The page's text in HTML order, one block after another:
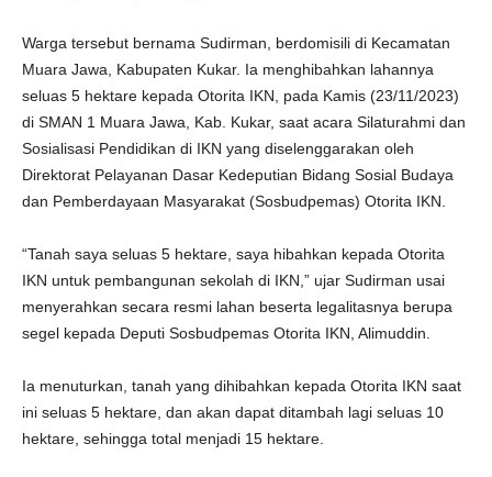
Warga tersebut bernama Sudirman, berdomisili di Kecamatan
Muara Jawa, Kabupaten Kukar. Ia menghibahkan lahannya
seluas 5 hektare kepada Otorita IKN, pada Kamis (23/11/2023)
di SMAN 1 Muara Jawa, Kab. Kukar, saat acara Silaturahmi dan
Sosialisasi Pendidikan di IKN yang diselenggarakan oleh
Direktorat Pelayanan Dasar Kedeputian Bidang Sosial Budaya
dan Pemberdayaan Masyarakat (Sosbudpemas) Otorita IKN.
“Tanah saya seluas 5 hektare, saya hibahkan kepada Otorita
IKN untuk pembangunan sekolah di IKN,” ujar Sudirman usai
menyerahkan secara resmi lahan beserta legalitasnya berupa
segel kepada Deputi Sosbudpemas Otorita IKN, Alimuddin.
Ia menuturkan, tanah yang dihibahkan kepada Otorita IKN saat
ini seluas 5 hektare, dan akan dapat ditambah lagi seluas 10
hektare, sehingga total menjadi 15 hektare.